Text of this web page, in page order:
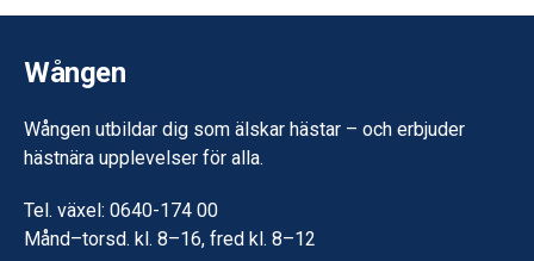
Wången
Wången utbildar dig som älskar hästar – och erbjuder
hästnära upplevelser för alla.
Tel. växel: 0640-174 00
Månd–torsd. kl. 8–16, fred kl. 8–12